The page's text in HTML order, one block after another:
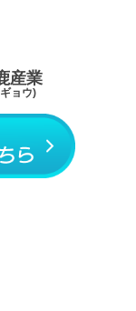
産業
ョウ)